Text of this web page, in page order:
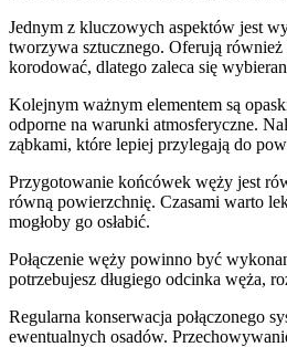
Jednym z kluczowych aspektów jest
tworzywa sztucznego. Oferują również
korodować, dlatego zaleca się
Kolejnym ważnym elementem są
odporne na warunki atmosferyczne.
ząbkami, które lepiej przylegają do
Przygotowanie końcówek węży jest
równą powierzchnię. Czasami warto
mogłoby go osłabić.
Połączenie węży powinno być
potrzebujesz długiego odcinka węża,
Regularna konserwacja połączonego
ewentualnych osadów.